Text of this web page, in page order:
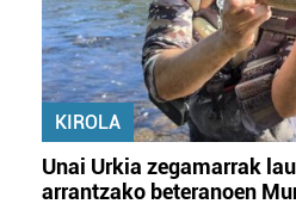
KIROLA
Unai Urkia zegamarrak
arrantzako beteranoen